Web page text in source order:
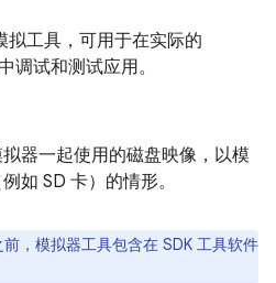
拟工具，可用于在实际的
调试和测试应用。
器一起使用的磁盘映像，以模
如 SD 卡）的情形。
，模拟器工具包含在 SDK 工具软件